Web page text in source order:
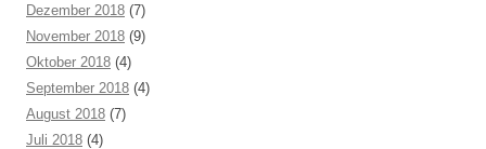
Dezember 2018 (7)
November 2018 (9)
Oktober 2018 (4)
September 2018 (4)
August 2018 (7)
Juli 2018 (4)